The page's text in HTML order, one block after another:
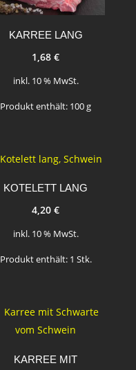
KARREE LANG
1,68€
inkl. 10 % MwSt.
Produkt enthält: 100g
KOTELETT LANG
4,20€
inkl. 10 % MwSt.
Produkt enthält: 1 Stk.
KARREE MIT